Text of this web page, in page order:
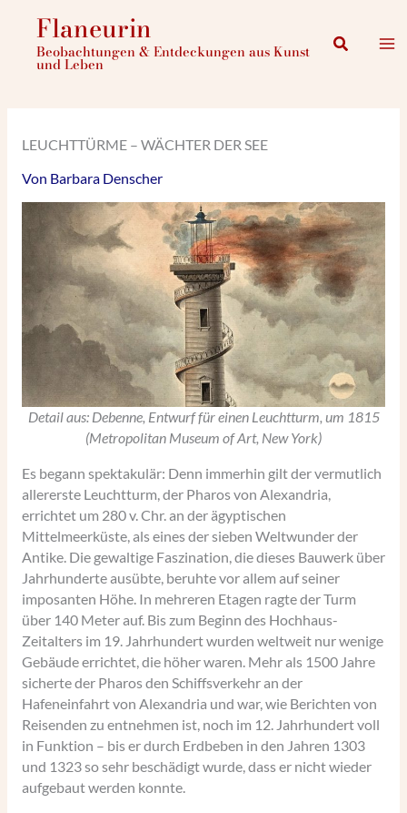
springen
Flaneurin
Beobachtungen & Entdeckungen aus Kunst
und Leben
Suchen
LEUCHTTÜRME – WÄCHTER DER SEE
Von Barbara Denscher
Detail aus: Debenne, Entwurf für einen Leuchtturm, um 1815
(Metropolitan Museum of Art, New York)
Es begann spektakulär: Denn immerhin gilt der vermutlich
allererste Leuchtturm, der Pharos von Alexandria,
errichtet um 280 v. Chr. an der ägyptischen
Mittelmeerküste, als eines der sieben Weltwunder der
Antike. Die gewaltige Faszination, die dieses Bauwerk über
Jahrhunderte ausübte, beruhte vor allem auf seiner
imposanten Höhe. In mehreren Etagen ragte der Turm
über 140 Meter auf. Bis zum Beginn des Hochhaus-
Zeitalters im 19. Jahrhundert wurden weltweit nur wenige
Gebäude errichtet, die höher waren. Mehr als 1500 Jahre
sicherte der Pharos den Schiffsverkehr an der
Hafeneinfahrt von Alexandria und war, wie Berichten von
Reisenden zu entnehmen ist, noch im 12. Jahrhundert voll
in Funktion – bis er durch Erdbeben in den Jahren 1303
und 1323 so sehr beschädigt wurde, dass er nicht wieder
aufgebaut werden konnte.